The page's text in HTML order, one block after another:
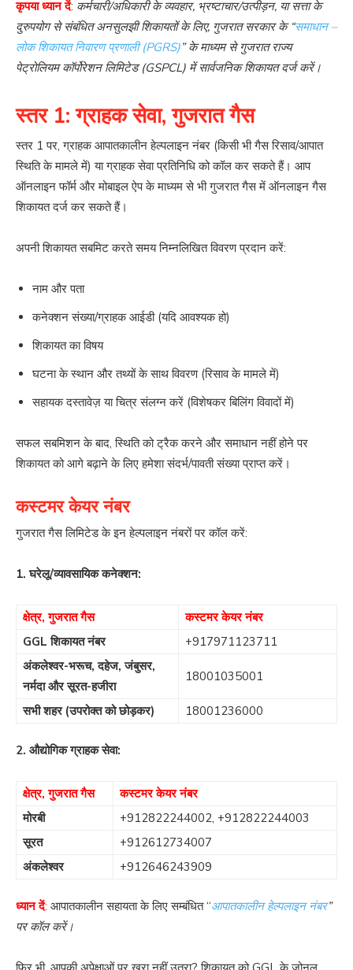
कृपया ध्यान दें: कर्मचारी/अधिकारी के व्यवहार, भ्रष्टाचार/उत्पीड़न, या सत्ता के
दुरुपयोग से संबंधित अनसुलझी शिकायतों के लिए, गुजरात सरकार के “समाधान –
लोक शिकायत निवारण प्रणाली (PGRS)”के माध्यम से गुजरात राज्य
पेट्रोलियम कॉर्पोरेशन लिमिटेड (GSPCL) में सार्वजनिक शिकायत दर्ज करें।
स्तर 1: ग्राहक सेवा, गुजरात गैस
स्तर 1 पर, ग्राहक आपातकालीन हेल्पलाइन नंबर (किसी भी गैस रिसाव/आपात
स्थिति के मामले में) या ग्राहक सेवा प्रतिनिधि को कॉल कर सकते हैं। आप
ऑनलाइन फॉर्म और मोबाइल ऐप के माध्यम से भी गुजरात गैस में ऑनलाइन गैस
शिकायत दर्ज कर सकते हैं।
अपनी शिकायत सबमिट करते समय निम्नलिखित विवरण प्रदान करें:
नाम और पता
कनेक्शन संख्या/ग्राहक आईडी (यदि आवश्यक हो)
शिकायत का विषय
घटना के स्थान और तथ्यों के साथ विवरण (रिसाव के मामले में)
सहायक दस्तावेज़ या चित्र संलग्न करें (विशेषकर बिलिंग विवादों में)
सफल सबमिशन के बाद, स्थिति को ट्रैक करने और समाधान नहीं होने पर
शिकायत को आगे बढ़ाने के लिए हमेशा संदर्भ/पावती संख्या प्राप्त करें।
कस्टमर केयर नंबर
गुजरात गैस लिमिटेड के इन हेल्पलाइन नंबरों पर कॉल करें:
1. घरेलू/व्यावसायिक कनेक्शन:
क्षेत्र, गुजरात गैस
कस्टमर केयर नंबर
GGL शिकायत नंबर
+917971123711
अंकलेश्वर-भरूच, दहेज, जंबुसर,
नर्मदा और सूरत-हजीरा
18001035001
सभी शहर (उपरोक्त को छोड़कर) 18001236000
2. औद्योगिक ग्राहक सेवा:
क्षेत्र, गुजरात गैस
कस्टमर केयर नंबर
मोरबी
+912822244002, +912822244003
सूरत
+912612734007
अंकलेश्वर
+912646243909
ध्यान दें: आपातकालीन सहायता के लिए सम्बंधित “आपातकालीन हेल्पलाइन नंबर”
पर कॉल करें।